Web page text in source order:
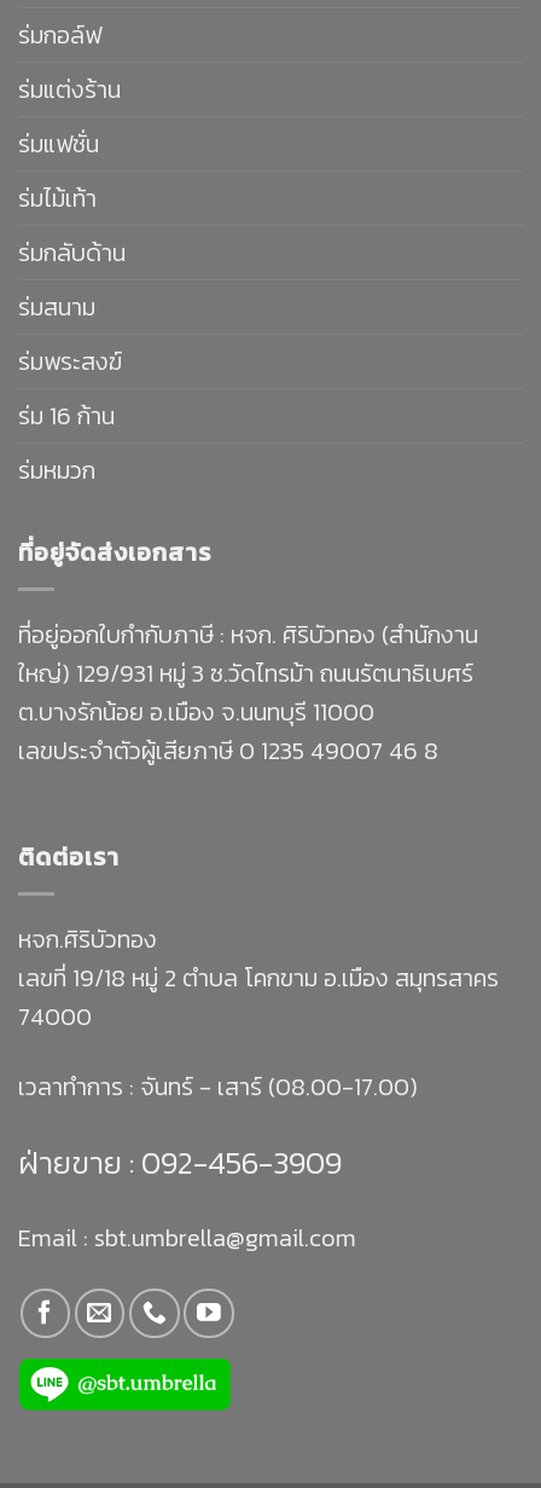
ร่มกอล์ฟ
ร่มแต่งร้าน
ร่มแฟชั่น
ร่มไม้เท้า
ร่มกลับด้าน
ร่มสนาม
ร่มพระสงฆ์
ร่ม 16 ก้าน
ร่มหมวก
ที่อยู่จัดส่งเอกสาร
ที่อยู่ออกใบกำกับภาษี : หจก. ศิริบัวทอง (สำนักงาน
ใหญ่) 129/931 หมู่ 3 ซ.วัดไทรม้า ถนนรัตนาธิเบศร์
ต.บางรักน้อย อ.เมือง จ.นนทบุรี 11000
เลขประจำตัวผู้เสียภาษี 0 1235 49007 46 8
ติดต่อเรา
หจก.ศิริบัวทอง
เลขที่ 19/18 หมู่ 2 ตำบล โคกขาม อ.เมือง สมุทรสาคร
74000
เวลาทำการ : จันทร์ - เสาร์ (08.00-17.00)
ฝ่ายขาย : 092-456-3909
Email : sbt.umbrella@gmail.com